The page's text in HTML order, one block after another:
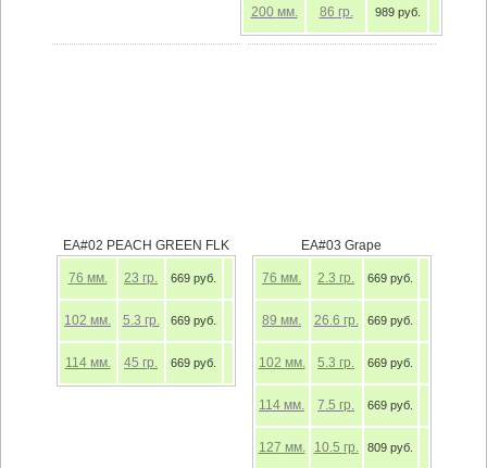
200 мм. 86 гр. 989 руб.
EA#02 PEACH GREEN FLK
76 мм. 23 гр. 669 руб.
102 мм. 5.3 гр. 669 руб.
114 мм. 45 гр. 669 руб.
EA#03 Grape
76 мм. 2.3 гр. 669 руб.
89 мм. 26.6 гр. 669 руб.
102 мм. 5.3 гр. 669 руб.
114 мм. 7.5 гр. 669 руб.
127 мм. 10.5 гр. 809 руб.